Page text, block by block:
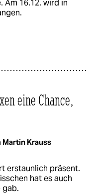
Am 16.12. wird in
eine Chance,
Martin Krauss
erstaunlich präsent.
hat es auch
gab.